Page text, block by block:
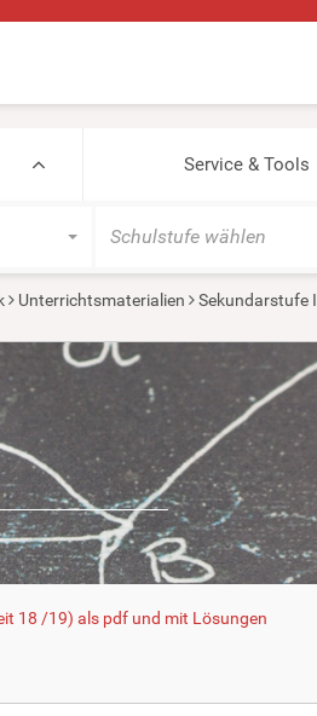
Service & Tools
Schulstufe wählen
Unterrichtsmaterialien Sekundarstufe I
18 /19) als pdf und mit Lösungen